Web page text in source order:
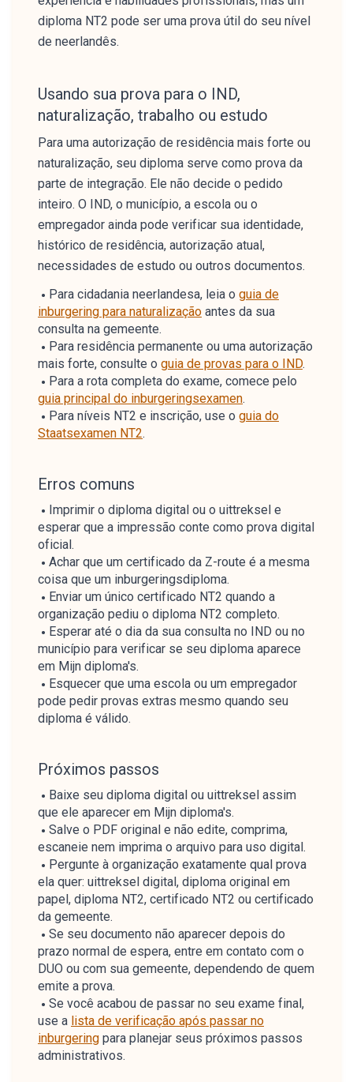
diploma NT2 pode ser uma prova útil do seu nível
de neerlandês.
Usando sua prova para o IND,
naturalização, trabalho ou estudo
Para uma autorização de residência mais forte ou
naturalização, seu diploma serve como prova da
parte de integração. Ele não decide o pedido
inteiro. O IND, o município, a escola ou o
empregador ainda pode verificar sua identidade,
histórico de residência, autorização atual,
necessidades de estudo ou outros documentos.
Para cidadania neerlandesa, leia o guia de
inburgering para naturalização antes da sua
consulta na gemeente.
Para residência permanente ou uma autorização
mais forte, consulte o guia de provas para o IND.
Para a rota completa do exame, comece pelo
guia principal do inburgeringsexamen.
Para níveis NT2 e inscrição, use o guia do
Staatsexamen NT2.
Erros comuns
Imprimir o diploma digital ou o uittreksel e
esperar que a impressão conte como prova digital
oficial.
Achar que um certificado da Z-route é a mesma
coisa que um inburgeringsdiploma.
Enviar um único certificado NT2 quando a
organização pediu o diploma NT2 completo.
Esperar até o dia da sua consulta no IND ou no
município para verificar se seu diploma aparece
em Mijn diploma's.
Esquecer que uma escola ou um empregador
pode pedir provas extras mesmo quando seu
diploma é válido.
Próximos passos
Baixe seu diploma digital ou uittreksel assim
que ele aparecer em Mijn diploma's.
Salve o PDF original e não edite, comprima,
escaneie nem imprima o arquivo para uso digital.
Pergunte à organização exatamente qual prova
ela quer: uittreksel digital, diploma original em
papel, diploma NT2, certificado NT2 ou certificado
da gemeente.
Se seu documento não aparecer depois do
prazo normal de espera, entre em contato com o
DUO ou com sua gemeente, dependendo de quem
emite a prova.
Se você acabou de passar no seu exame final,
use a lista de verificação após passar no
inburgering para planejar seus próximos passos
administrativos.